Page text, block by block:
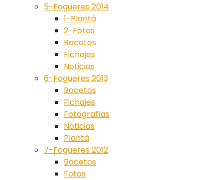
5-Fogueres 2014
1-Plantà
2-Fotos
Bocetos
Fichajes
Noticias
6-Fogueres 2013
Bocetos
Fichajes
Fotografías
Noticias
Plantà
7-Fogueres 2012
Bocetos
Fotos